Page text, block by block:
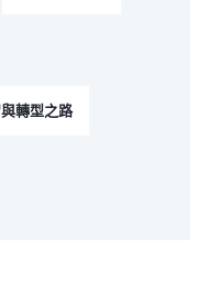
轉型之路